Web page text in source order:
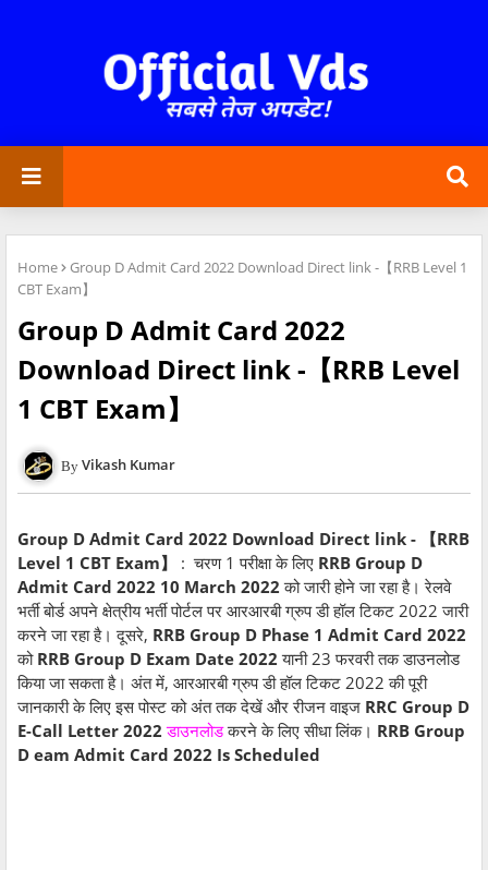
Home
Group D Admit Card 2022 Download Direct link -【RRB Level 1
CBT Exam】
Group D Admit Card 2022
Download Direct link -【RRB Level
1 CBT Exam】
Vikash Kumar
Group D Admit Card 2022 Download Direct link - 【RRB
Level 1 CBT Exam】 : चरण 1 परीक्षा के लिए RRB Group D
Admit Card 2022 10 March 2022 को जारी होने जा रहा है। रेलवे
भर्ती बोर्ड अपने क्षेत्रीय भर्ती पोर्टल पर आरआरबी ग्रुप डी हॉल टिकट 2022 जारी
करने जा रहा है। दूसरे, RRB Group D Phase 1 Admit Card 2022
को RRB Group D Exam Date 2022 यानी 23 फरवरी तक डाउनलोड
किया जा सकता है। अंत में, आरआरबी ग्रुप डी हॉल टिकट 2022 की पूरी
जानकारी के लिए इस पोस्ट को अंत तक देखें और रीजन वाइज RRC Group D
E-Call Letter 2022 डाउनलोडकरने के लिए सीधा लिंक। RRB Group
D eam Admit Card 2022 Is Scheduled